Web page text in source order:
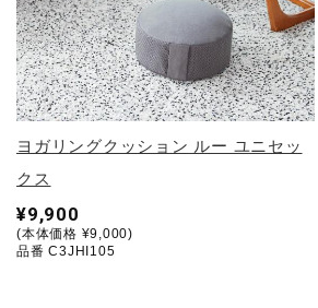
ヨガリングクッション ルー ユニセッ
クス
¥9,900
(本体価格 ¥9,000)
品番 C3JHI105